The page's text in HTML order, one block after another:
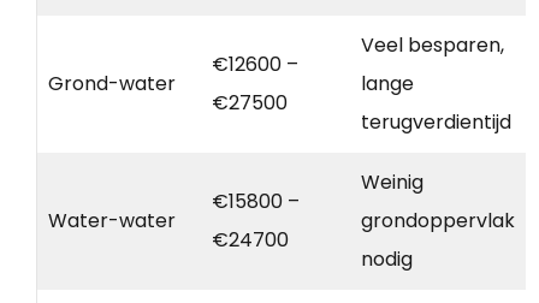
Grond-water
€12600 –
€27500
Veel besparen,
lange
terugverdientijd
Water-water
€15800 –
€24700
Weinig
grondoppervlak
nodig